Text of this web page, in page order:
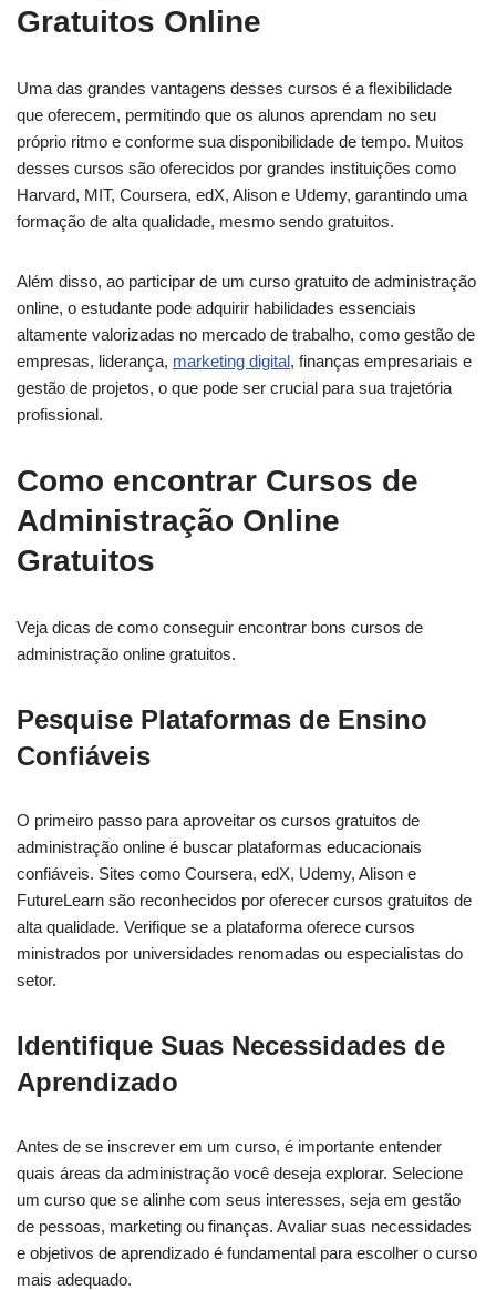
Gratuitos Online
Uma das grandes vantagens desses cursos é a flexibilidade
que oferecem, permitindo que os alunos aprendam no seu
próprio ritmo e conforme sua disponibilidade de tempo. Muitos
desses cursos são oferecidos por grandes instituições como
Harvard, MIT, Coursera, edX, Alison e Udemy, garantindo uma
formação de alta qualidade, mesmo sendo gratuitos.
Além disso, ao participar de um curso gratuito de administração
online, o estudante pode adquirir habilidades essenciais
altamente valorizadas no mercado de trabalho, como gestão de
empresas, liderança, marketing digital, finanças empresariais e
gestão de projetos, o que pode ser crucial para sua trajetória
profissional.
Como encontrar Cursos de
Administração Online
Gratuitos
Veja dicas de como conseguir encontrar bons cursos de
administração online gratuitos.
Pesquise Plataformas de Ensino
Confiáveis
O primeiro passo para aproveitar os cursos gratuitos de
administração online é buscar plataformas educacionais
confiáveis. Sites como Coursera, edX, Udemy, Alison e
FutureLearn são reconhecidos por oferecer cursos gratuitos de
alta qualidade. Verifique se a plataforma oferece cursos
ministrados por universidades renomadas ou especialistas do
setor.
Identifique Suas Necessidades de
Aprendizado
Antes de se inscrever em um curso, é importante entender
quais áreas da administração você deseja explorar. Selecione
um curso que se alinhe com seus interesses, seja em gestão
de pessoas, marketing ou finanças. Avaliar suas necessidades
e objetivos de aprendizado é fundamental para escolher o curso
mais adequado.